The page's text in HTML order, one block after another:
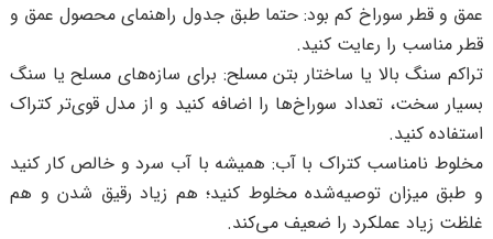
عمق و قطر سوراخ کم بود: حتما طبق جدول راهنمای محصول عمق و
قطر مناسب را رعایت کنید.
تراکم سنگ بالا یا ساختار بتن مسلح: برای سازه‌های مسلح یا سنگ
بسیار سخت، تعداد سوراخ‌ها را اضافه کنید و از مدل قوی‌تر کتراک
استفاده کنید.
مخلوط نامناسب کتراک با آب: همیشه با آب سرد و خالص کار کنید
و طبق میزان توصیه‌شده مخلوط کنید؛ هم زیاد رقیق شدن و هم
غلظت زیاد عملکرد را ضعیف می‌کند.